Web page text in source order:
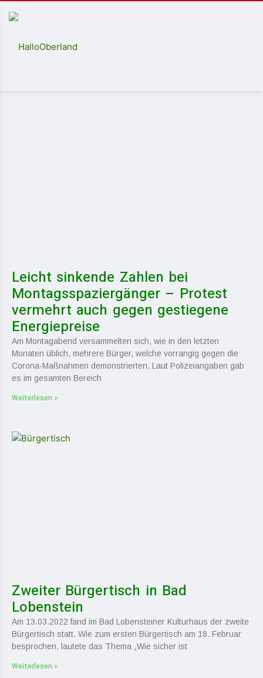
Leicht sinkende Zahlen bei
Montagsspaziergänger – Protest
vermehrt auch gegen gestiegene
Energiepreise
Am Montagabend versammelten sich, wie in den letzten
Monaten üblich, mehrere Bürger, welche vorrangig gegen die
Corona-Maßnahmen demonstrierten. Laut Polizeiangaben gab
es im gesamten Bereich
Weiterlesen »
Zweiter Bürgertisch in Bad
Lobenstein
Am 13.03.2022 fand im Bad Lobensteiner Kulturhaus der zweite
Bürgertisch statt. Wie zum ersten Bürgertisch am 18. Februar
besprochen, lautete das Thema „Wie sicher ist
Weiterlesen »